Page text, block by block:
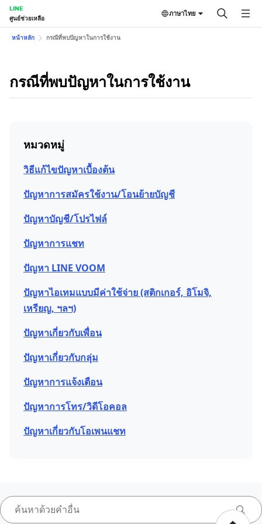
LINE
ศูนย์ช่วยเหลือ
ภาษาไทย
หน้าหลัก กรณีที่พบปัญหาในการใช้งาน
กรณีที่พบปัญหาในการใช้งาน
หมวดหมู่
วิธีแก้ไขปัญหาเบื้องต้น
ปัญหาการสมัครใช้งาน/โอนย้ายบัญชี
ปัญหาบัญชี/โปรไฟล์
ปัญหาการแชท
ปัญหา LINE VOOM
ปัญหาไอเทมแบบมีค่าใช้จ่าย (สติกเกอร์, อิโมจิ,
เหรียญ, ฯลฯ)
ปัญหาเกี่ยวกับเพื่อน
ปัญหาเกี่ยวกับกลุ่ม
ปัญหาการแจ้งเตือน
ปัญหาการโทร/วิดีโอคอล
ปัญหาเกี่ยวกับโอเพนแชท